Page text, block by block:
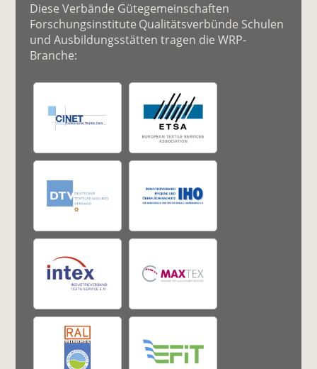
Diese Verbände Gütegemeinschaften
Forschungsinstitute Qualitätsverbünde Schulen
und Ausbildungsstätten tragen die WRP-
Branche: